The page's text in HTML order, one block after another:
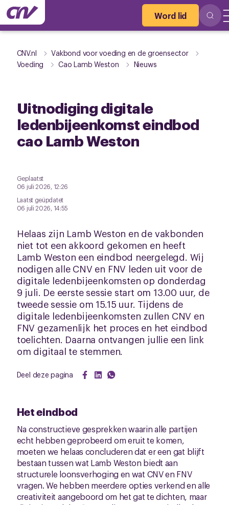
Word lid
CNV.nl
Vakbond voor voeding en de groensector
Voeding
Cao Lamb Weston Nieuws
Uitnodiging digitale
ledenbijeenkomst eindbod
cao Lamb Weston
Geplaatst
06 juli 2026, 12:26
Laatst geüpdatet
06 juli 2026, 14:55
Helaas zijn Lamb Weston en de vakbonden
niet tot een akkoord gekomen en heeft
Lamb Weston een eindbod neergelegd. Wij
nodigen alle CNV en FNV leden uit voor de
digitale ledenbijeenkomsten op donderdag
9 juli. De eerste sessie start om 13.00 uur, de
tweede sessie om 15.15 uur. Tijdens de
digitale ledenbijeenkomsten zullen CNV en
FNV gezamenlijk het proces en het eindbod
toelichten. Daarna ontvangen jullie een link
om digitaal te stemmen.
Deel deze pagina
Het eindbod
Na constructieve gesprekken waarin alle partijen
echt hebben geprobeerd om eruit te komen,
moeten we helaas concluderen dat er een gat blijft
bestaan tussen wat Lamb Weston biedt aan
structurele loonsverhoging en wat CNV en FNV
vragen. We hebben meerdere opties verkend en alle
creativiteit aangeboord om het gat te dichten, maar